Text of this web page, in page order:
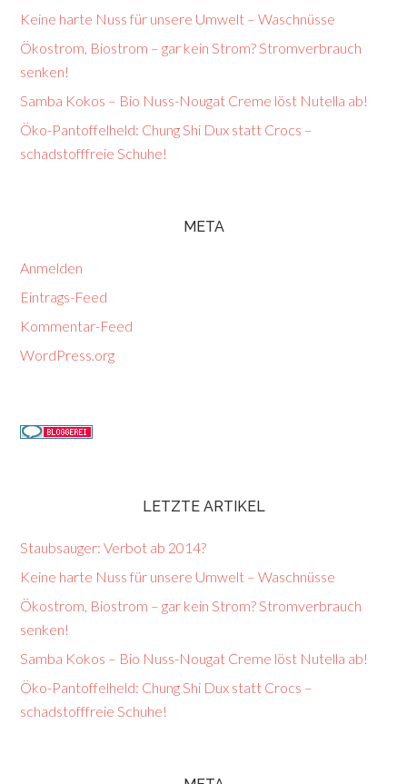
Keine harte Nuss für unsere Umwelt – Waschnüsse
Ökostrom, Biostrom – gar kein Strom? Stromverbrauch
senken!
Samba Kokos – Bio Nuss-Nougat Creme löst Nutella ab!
Öko-Pantoffelheld: Chung Shi Dux statt Crocs –
schadstofffreie Schuhe!
META
Anmelden
Eintrags-Feed
Kommentar-Feed
WordPress.org
LETZTE ARTIKEL
Staubsauger: Verbot ab 2014?
Keine harte Nuss für unsere Umwelt – Waschnüsse
Ökostrom, Biostrom – gar kein Strom? Stromverbrauch
senken!
Samba Kokos – Bio Nuss-Nougat Creme löst Nutella ab!
Öko-Pantoffelheld: Chung Shi Dux statt Crocs –
schadstofffreie Schuhe!